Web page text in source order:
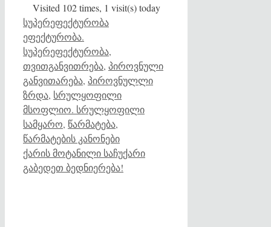
Visited 102 times, 1 visit(s) today
Categories
სუპერეფექტურობაTags
ეფექტურობა.
სუპერეფექტურობა,
თვითგანვითრება, პიროვნული
განვითარება, პიროვნულლი
ზრდა, სრულყოფილი
მსოფლიო. სრულყოფილი
სამყარო, წარმატება,
წარმატების კანონები
ქარის მოტანილი საჩუქარი
გაბედეთ ბედნიერება!